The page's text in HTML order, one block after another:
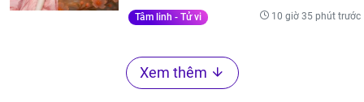
Tâm linh - Tử vi 10 giờ 35 phút trước
Xem thêm